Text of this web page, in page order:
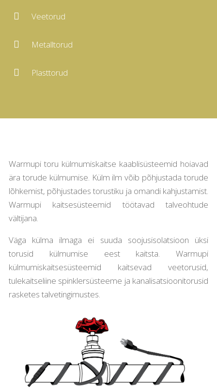
 Veetorud
 Metalltorud
 Plasttorud
Warmupi toru külmumiskaitse kaablisüsteemid hoiavad
ära torude külmumise. Külm ilm võib põhjustada torude
lõhkemist, põhjustades torustiku ja omandi kahjustamist.
Warmupi kaitsesüsteemid töötavad talveohtude
vältijana.
Väga külma ilmaga ei suuda soojusisolatsioon üksi
torusid külmumise eest kaitsta. Warmupi
külmumiskaitsesüsteemid kaitsevad veetorusid,
tulekaitseliine spinklersüsteeme ja kanalisatsioonitorusid
rasketes talvetingimustes.